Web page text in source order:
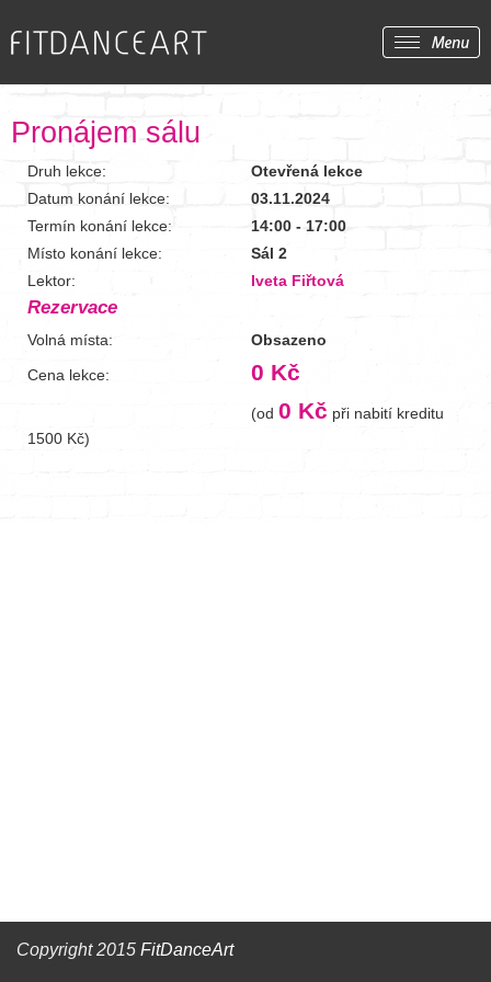
Pronájem sálu
Druh lekce:
Otevřená lekce
Datum konání lekce:
03.11.2024
Termín konání lekce:
14:00 - 17:00
Místo konání lekce:
Sál 2
Lektor:
Iveta Fiřtová
Rezervace
Volná místa:
Obsazeno
Cena lekce:
0 Kč
(od 0 Kč při nabití kreditu
1500 Kč)
Copyright 2015 FitDanceArt